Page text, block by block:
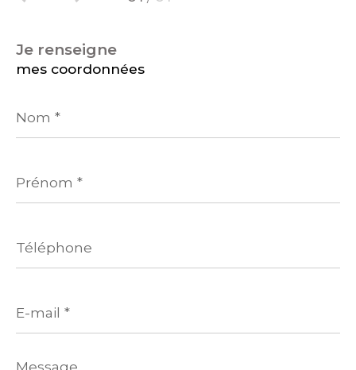
je renseigne
mes coordonnées
*
*
mail
*
Message